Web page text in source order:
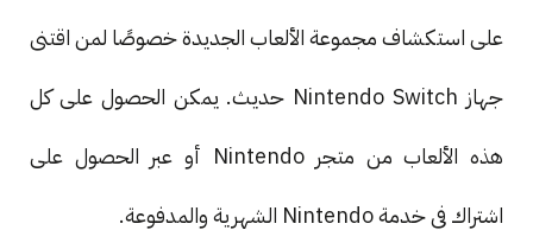
على استكشاف مجموعة الألعاب الجديدة خصوصًا لمن اقتنى
جهاز Nintendo Switch حديث. يمكن الحصول على كل
هذه الألعاب من متجر Nintendo أو عبر الحصول على
اشتراك في خدمة Nintendo الشهرية والمدفوعة.